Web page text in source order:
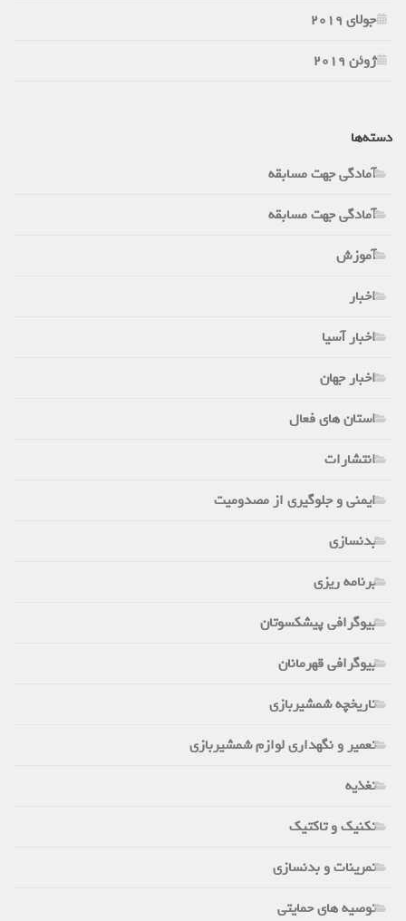
جولای 2019
ژوئن 2019
دسته‌ها
آمادگی جهت مسابقه
آمادگی جهت مسابقه
آموزش
اخبار
اخبار آسیا
اخبار جهان
استان های فعال
انتشارات
ایمنی و جلوگیری از مصدومیت
بدنسازی
برنامه ریزی
بیوگرافی پیشکسوتان
بیوگرافی قهرمانان
تاریخچه شمشیربازی
تعمیر و نگهداری لوازم شمشیربازی
تغذیه
تکنیک و تاکتیک
تمرینات و بدنسازی
توصیه های حمایتی